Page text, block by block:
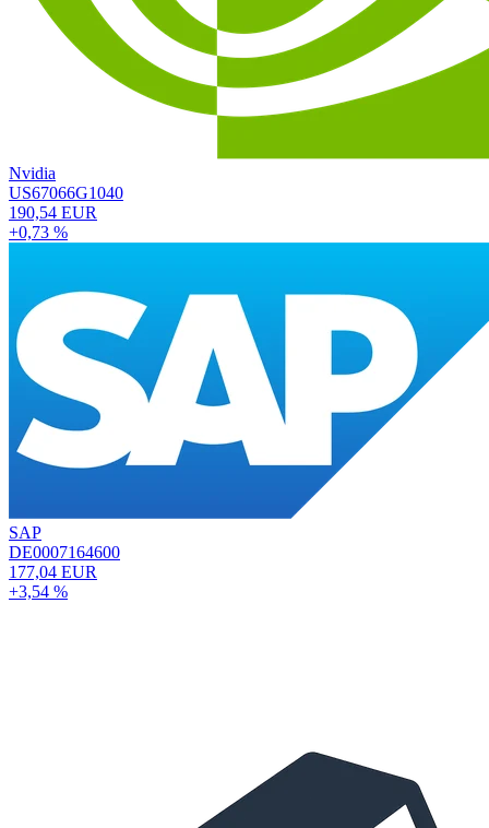
Nvidia
US67066G1040
190,54 EUR
+0,73 %
SAP
DE0007164600
177,04 EUR
+3,54 %